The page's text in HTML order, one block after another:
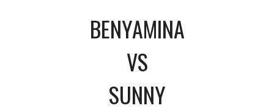
BENYAMINA
VS
SUNNY